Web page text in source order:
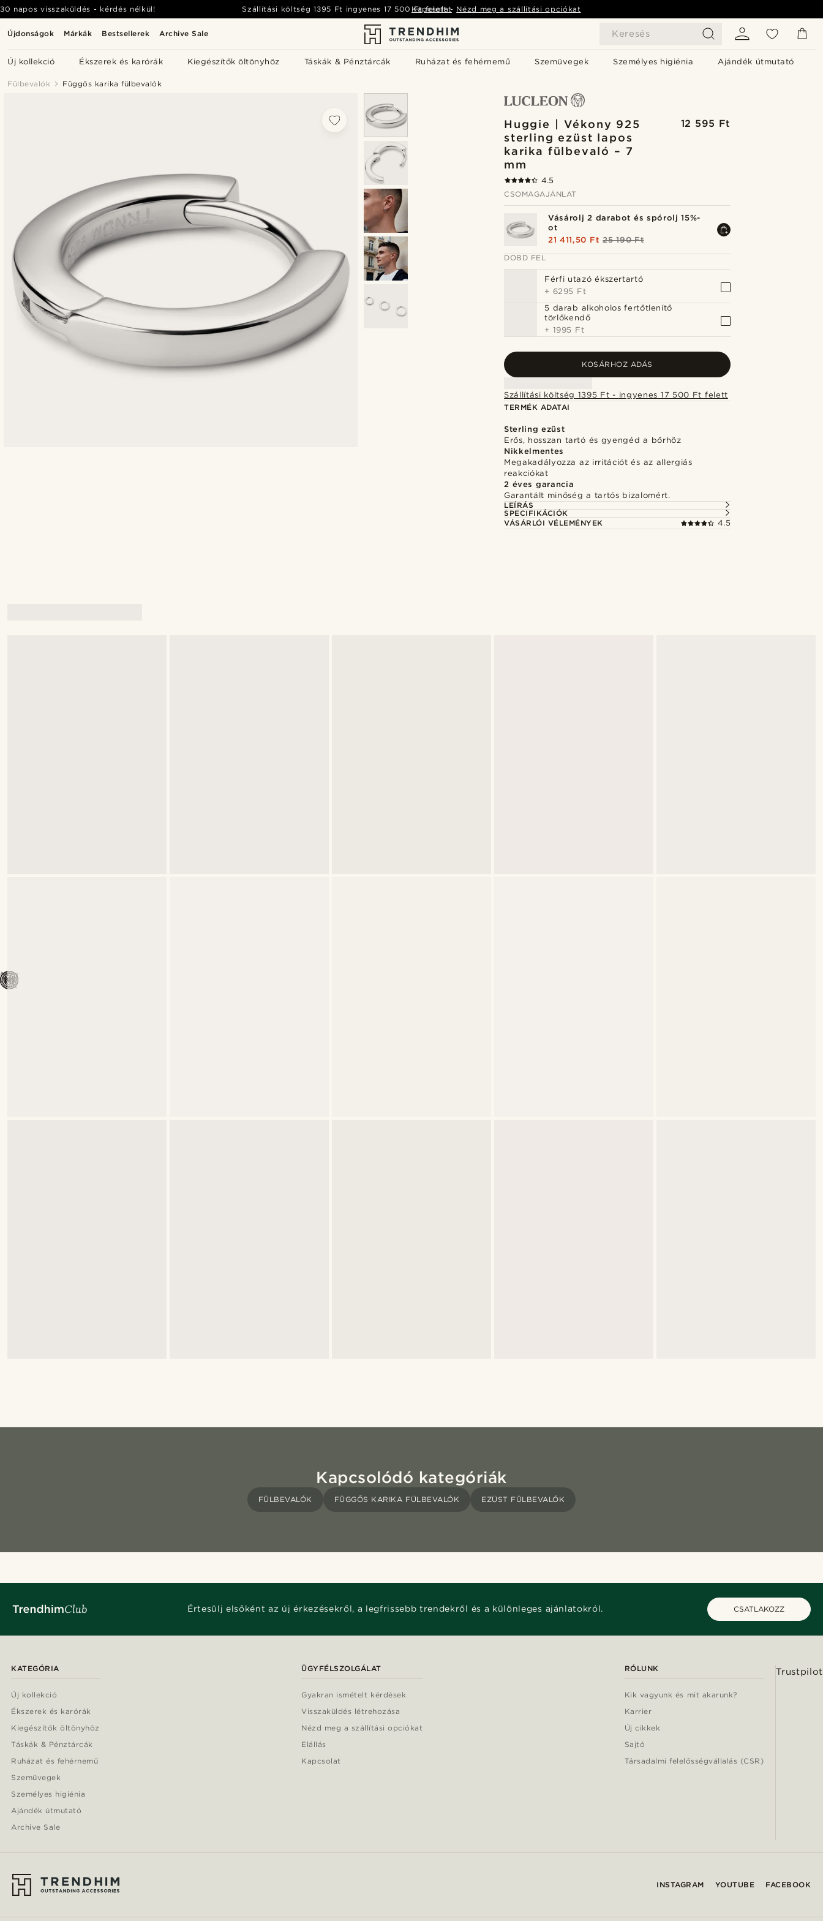
Újdonságok Márkák Bestsellerek Archive Sale Keresés
Új kollekció Ékszerek és karórák Kiegészítők öltönyhöz Táskák & Pénztárcák Ruházat és fehérnemű Szemüvegek Személyes higiénia Ajándék útmutató
30 napos visszaküldés - kérdés nélkül! Szállítási költség1395 Ft ingyenes 17 500 Ft felett- Nézd meg a szállítási opciókat
Kapcsolat
Fülbevalók Függős karika fülbevalók
Huggie | Vékony 925
sterling ezüst lapos
karika fülbevaló – 7
mm
12 595 Ft
4.5
CSOMAGAJÁNLAT
Vásárolj 2 darabot és spórolj 15%-
ot
21 411,50 Ft 25 190 Ft
DOBD FEL
Férfi utazó ékszertartó
+ 6295 Ft
5 darab alkoholos fertőtlenítő
törlőkendő
+ 1995 Ft
KOSÁRHOZ ADÁS
Szállítási költség 1395 Ft - ingyenes 17 500 Ft felett
TERMÉK ADATAI
Sterling ezüst
Erős, hosszan tartó és gyengéd a bőrhöz
Nikkelmentes
Megakadályozza az irritációt és az allergiás
reakciókat
2 éves garancia
Garantált minőség a tartós bizalomért.
LEÍRÁS
SPECIFIKÁCIÓK
VÁSÁRLÓI VÉLEMÉNYEK
4.5
Kapcsolódó kategóriák
FÜLBEVALÓK FÜGGŐS KARIKA FÜLBEVALÓK EZÜST FÜLBEVALÓK
Értesülj elsőként az új érkezésekről, a legfrissebb trendekről és a különleges ajánlatokról. CSATLAKOZZ
KATEGÓRIA
Új kollekció
Ékszerek és karórák
Kiegészítők öltönyhöz
Táskák & Pénztárcák
Ruházat és fehérnemű
Szemüvegek
Személyes higiénia
Ajándék útmutató
Archive Sale
ÜGYFÉLSZOLGÁLAT
Gyakran ismételt kérdések
Visszaküldés létrehozása
Nézd meg a szállítási opciókat
Elállás
Kapcsolat
RÓLUNK
Kik vagyunk és mit akarunk?
Karrier
Új cikkek
Sajtó
Társadalmi felelősségvállalás (CSR)
Trustpilot
INSTAGRAM YOUTUBE FACEBOOK